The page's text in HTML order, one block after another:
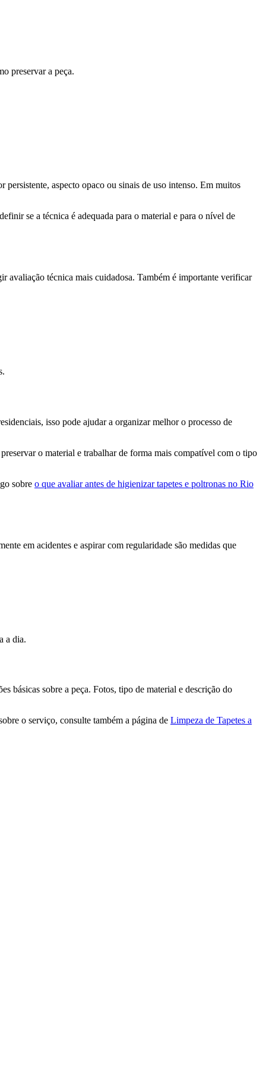
preservar a peça.
persistente, aspecto opaco ou sinais de uso intenso. Em muitos
se a técnica é adequada para o material e para o nível de
avaliação técnica mais cuidadosa. Também é importante verificar
isso pode ajudar a organizar melhor o processo de
o material e trabalhar de forma mais compatível com o tipo
sobre o que avaliar antes de higienizar tapetes e poltronas no Rio
em acidentes e aspirar com regularidade são medidas que
a dia.
básicas sobre a peça. Fotos, tipo de material e descrição do
o serviço, consulte também a página de Limpeza de Tapetes a